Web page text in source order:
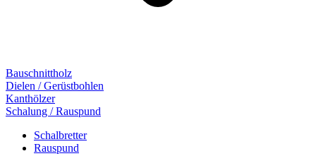
Bauschnittholz
Dielen / Gerüstbohlen
Kanthölzer
Schalung / Rauspund
Schalbretter
Rauspund